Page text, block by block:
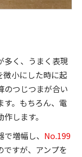
多く、うまく表現
微小にした時に起
のつじつまが合い
す。もちろん、電
します。
増幅し、 No.199
すが、アンプを